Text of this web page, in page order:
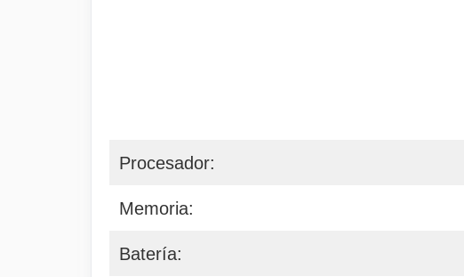
Procesador:
Memoria:
Batería: